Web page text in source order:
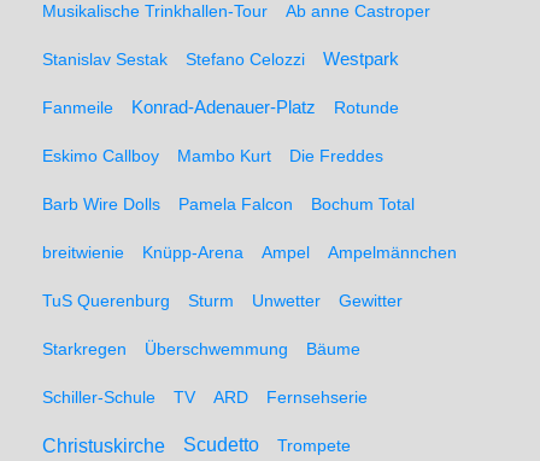
Musikalische Trinkhallen-Tour Ab anne Castroper
Stanislav Sestak Stefano Celozzi Westpark
Fanmeile Konrad-Adenauer-Platz Rotunde
Eskimo Callboy Mambo Kurt Die Freddes
Barb Wire Dolls Pamela Falcon Bochum Total
breitwienie Knüpp-Arena Ampel Ampelmännchen
TuS Querenburg Sturm Unwetter Gewitter
Starkregen Überschwemmung Bäume
Schiller-Schule TV ARD Fernsehserie
Christuskirche Scudetto Trompete